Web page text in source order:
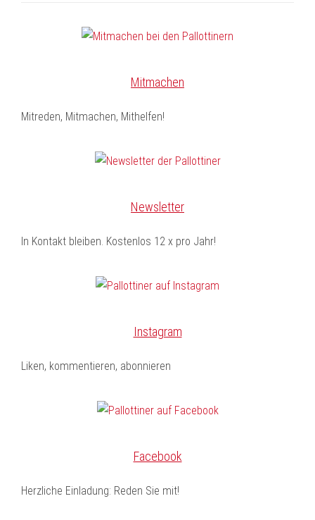
Mitmachen
Mitreden, Mitmachen, Mithelfen!
Newsletter
In Kontakt bleiben. Kostenlos 12 x pro Jahr!
Instagram
Liken, kommentieren, abonnieren
Facebook
Herzliche Einladung: Reden Sie mit!